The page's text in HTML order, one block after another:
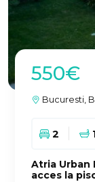
550€
Bucuresti,
2
Atria Urban
acces la